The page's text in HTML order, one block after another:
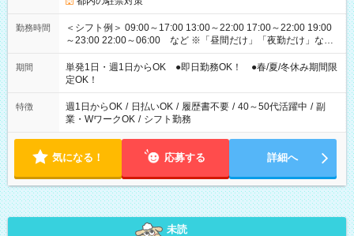
勤務時間
＜シフト例＞ 09:00～17:00 13:00～22:00 17:00～22:00 19:00
～23:00 22:00～06:00 など ※「昼間だけ」「夜勤だけ」など
の希望OK
期間
単発1日・週1日からOK ●即日勤務OK！ ●春/夏/冬休み期間限
定OK！
特徴 週1日からOK / 日払いOK / 履歴書不要 / 40～50代活躍中 / 副
業・WワークOK / シフト勤務
気になる！ 応募する 詳細へ
未読